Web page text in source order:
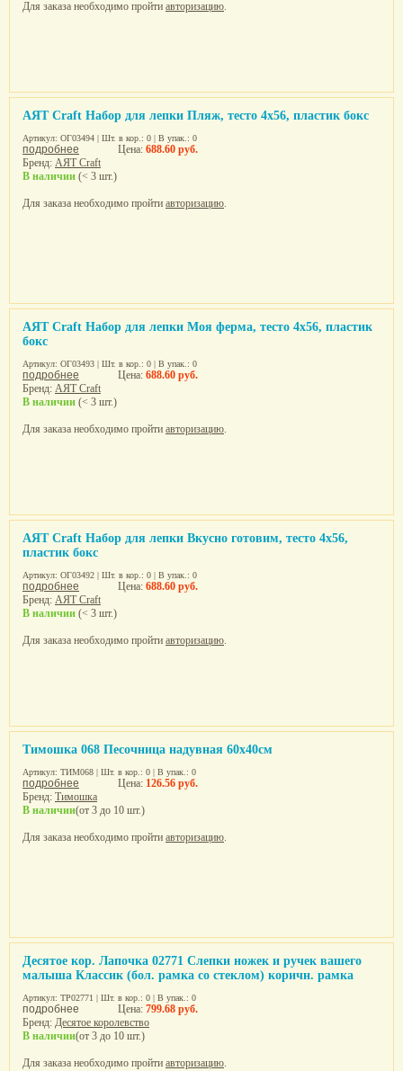
Для заказа необходимо пройти авторизацию.
AЯТ Craft Набор для лепки Пляж, тесто 4х56, пластик бокс
Артикул: ОГ03494 | Шт. в кор.: 0 | В упак.: 0
подробнее Цена: 688.60 руб.
Бренд: AЯТ Craft
В наличии (< 3 шт.)
Для заказа необходимо пройти авторизацию.
AЯТ Craft Набор для лепки Моя ферма, тесто 4х56, пластик
бокс
Артикул: ОГ03493 | Шт. в кор.: 0 | В упак.: 0
подробнее Цена: 688.60 руб.
Бренд: AЯТ Craft
В наличии (< 3 шт.)
Для заказа необходимо пройти авторизацию.
AЯТ Craft Набор для лепки Вкусно готовим, тесто 4х56,
пластик бокс
Артикул: ОГ03492 | Шт. в кор.: 0 | В упак.: 0
подробнее Цена: 688.60 руб.
Бренд: AЯТ Craft
В наличии (< 3 шт.)
Для заказа необходимо пройти авторизацию.
Тимошка 068 Песочница надувная 60х40см
Артикул: ТИМ068 | Шт. в кор.: 0 | В упак.: 0
подробнее Цена: 126.56 руб.
Бренд: Тимошка
В наличии(от 3 до 10 шт.)
Для заказа необходимо пройти авторизацию.
Десятое кор. Лапочка 02771 Слепки ножек и ручек вашего
малыша Классик (бол. рамка со стеклом) коричн. рамка
Артикул: ТР02771 | Шт. в кор.: 0 | В упак.: 0
подробнее Цена: 799.68 руб.
Бренд: Десятое королевство
В наличии(от 3 до 10 шт.)
Для заказа необходимо пройти авторизацию.